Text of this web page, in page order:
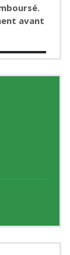
avant